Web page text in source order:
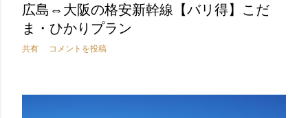
広島⇔大阪の格安新幹線【バリ得】こだ
ま・ひかりプラン
共有 コメントを投稿